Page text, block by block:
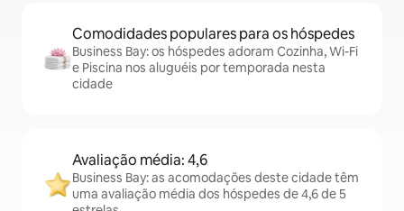
Comodidades populares para os hóspedes
Business Bay: os hóspedes adoram Cozinha, Wi-Fi
e Piscina nos aluguéis por temporada nesta
cidade
Avaliação média: 4,6
Business Bay: as acomodações deste cidade têm
uma avaliação média dos hóspedes de 4,6 de 5